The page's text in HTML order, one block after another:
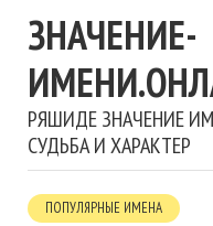
ЗНАЧЕНИЕ-
РЯШИДЕ ЗНАЧЕНИЕ
СУДЬБА И ХАРАКТЕР
ПОПУЛЯРНЫЕ ИМЕНА